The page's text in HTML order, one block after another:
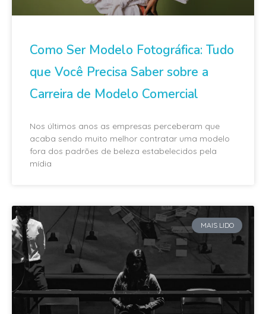
Como Ser Modelo Fotográfica: Tudo
que Você Precisa Saber sobre a
Carreira de Modelo Comercial
Nos últimos anos as empresas perceberam que
acaba sendo muito melhor contratar uma modelo
fora dos padrões de beleza estabelecidos pela
mídia
MAIS LIDO